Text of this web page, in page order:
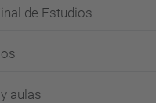
de Estudios
aulas